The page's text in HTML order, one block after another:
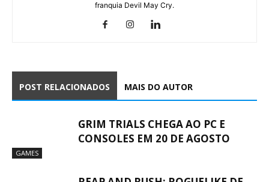
franquia Devil May Cry.
POST RELACIONADOS MAIS DO AUTOR
GAMES
GRIM TRIALS CHEGA AO PC E
CONSOLES EM 20 DE AGOSTO